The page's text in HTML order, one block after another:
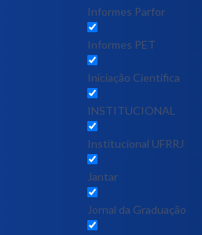
Informes Parfor
Informes PET
Iniciação Científica
INSTITUCIONAL
Institucional UFRRJ
Jantar
Jornal da Graduação